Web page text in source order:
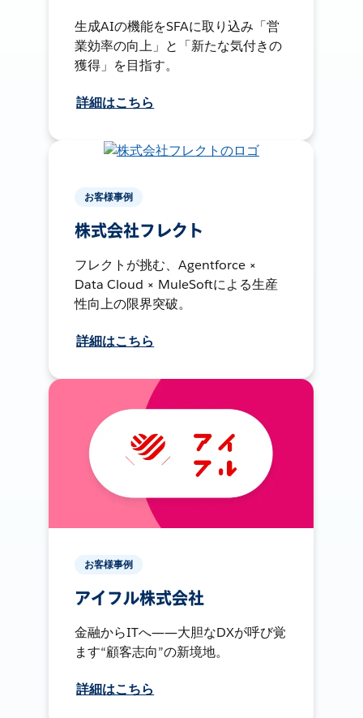
生成AIの機能をSFAに取り込み「営
業効率の向上」と「新たな気付きの
獲得」を目指す。
詳細はこちら
お客様事例
株式会社フレクト
フレクトが挑む、Agentforce ×
Data Cloud × MuleSoftによる生産
性向上の限界突破。
詳細はこちら
お客様事例
アイフル株式会社
金融からITへ――大胆なDXが呼び覚
ます“顧客志向”の新境地。
詳細はこちら